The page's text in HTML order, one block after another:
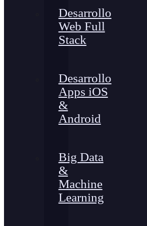
Desarrollo
Web Full
Stack
Desarrollo
Apps iOS
&
Android
Big Data
&
Machine
Learning